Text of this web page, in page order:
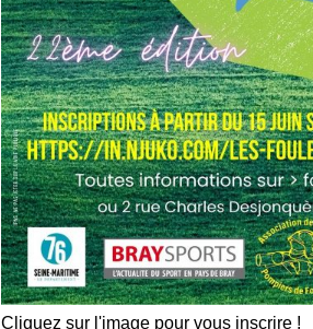
Cliquez sur l'image pour vous inscrire !